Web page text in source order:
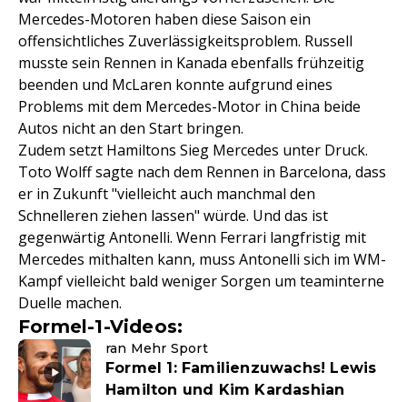
Mercedes-Motoren haben diese Saison ein
offensichtliches Zuverlässigkeitsproblem. Russell
musste sein Rennen in Kanada ebenfalls frühzeitig
beenden und McLaren konnte aufgrund eines
Problems mit dem Mercedes-Motor in China beide
Autos nicht an den Start bringen.
Zudem setzt Hamiltons Sieg Mercedes unter Druck.
Toto Wolff sagte nach dem Rennen in Barcelona, dass
er in Zukunft "vielleicht auch manchmal den
Schnelleren ziehen lassen" würde. Und das ist
gegenwärtig Antonelli. Wenn Ferrari langfristig mit
Mercedes mithalten kann, muss Antonelli sich im WM-
Kampf vielleicht bald weniger Sorgen um teaminterne
Duelle machen.
Formel-1-Videos:
ran Mehr Sport
Formel 1: Familienzuwachs! Lewis
Hamilton und Kim Kardashian